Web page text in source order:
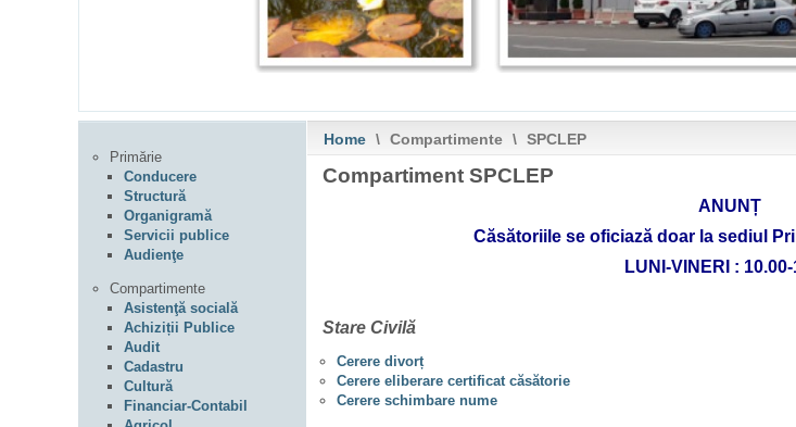
Home \ Compartimente \ SPCLEP
Compartiment SPCLEP
ANUNȚ
Căsătoriile se oficiază doar la sediul
LUNI-VINERI :
Stare Civilă
Cerere divorț
Cerere eliberare certificat căsătorie
Cerere schimbare nume
Primărie
Conducere
Structură
Organigramă
Servicii publice
Audienţe
Compartimente
Asistenţă socială
Achiziții Publice
Audit
Cadastru
Cultură
Financiar-Contabil